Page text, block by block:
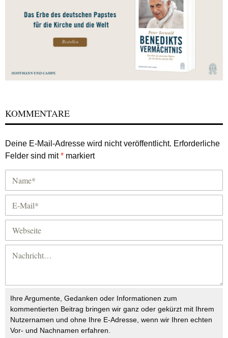
KOMMENTARE
Deine E-Mail-Adresse wird nicht veröffentlicht. Erforderliche
Felder sind mit* markiert
Ihre Argumente, Gedanken oder Informationen zum
kommentierten Beitrag bringen wir ganz oder gekürzt mit Ihrem
Nutzernamen und ohne Ihre E-Adresse, wenn wir Ihren echten
Vor- und Nachnamen erfahren.